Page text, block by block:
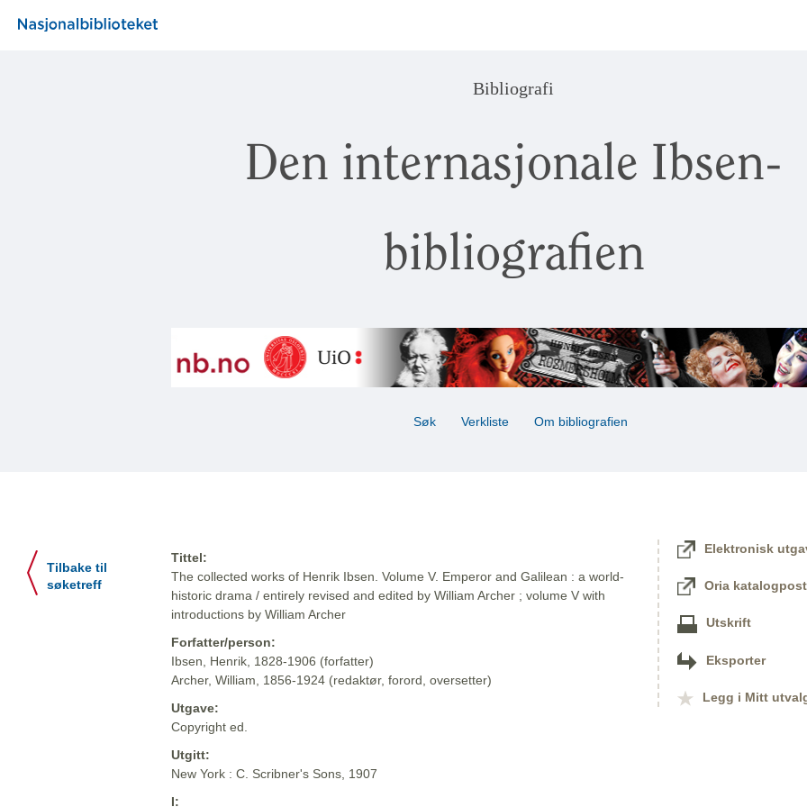
Bibliografi
Den internasjonale Ibsen-
bibliografien
Søk Verkliste Om bibliografien
Tilbake til
søketreff
Tittel:
The collected works of Henrik Ibsen. Volume V. Emperor and Galilean : a world-
historic drama / entirely revised and edited by William Archer ; volume V with
introductions by William Archer
Forfatter/person:
Ibsen, Henrik, 1828-1906 (forfatter)
Archer, William, 1856-1924 (redaktør, forord, oversetter)
Utgave:
Copyright ed.
Utgitt:
New York : C. Scribner's Sons, 1907
I:
Elektronisk
Oria katalogpost
Utskrift
Eksporter
Legg i Mitt